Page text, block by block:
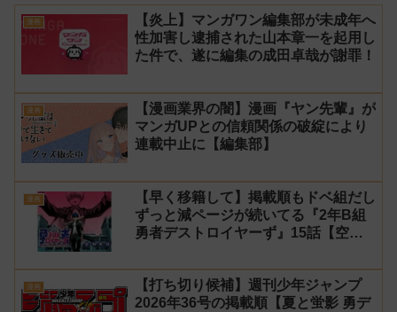
漫画
【炎上】マンガワン編集部が未成年へ
性加害し逮捕された山本章一を起用し
た件で、遂に編集の成田卓哉が謝罪！
漫画
【漫画業界の闇】漫画『ヤン先輩』が
マンガUPとの信頼関係の破綻により
連載中止に【編集部】
漫画
【早く移籍して】掲載順もドベ組だし
ずっと減ページが続いてる『2年B組
勇者デストロイヤーず』15話【空
漫画
【打ち切り候補】週刊少年ジャンプ
2026年36号の掲載順【夏と蛍影 勇デ